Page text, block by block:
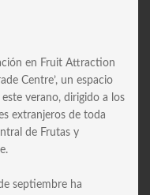
en Fruit Attraction
Centre’, un espacio
verano, dirigido a los
extranjeros de toda
de Frutas y
septiembre ha